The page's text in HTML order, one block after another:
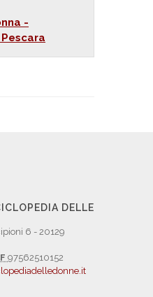
-
DELLE
6 - 20129
97562510152